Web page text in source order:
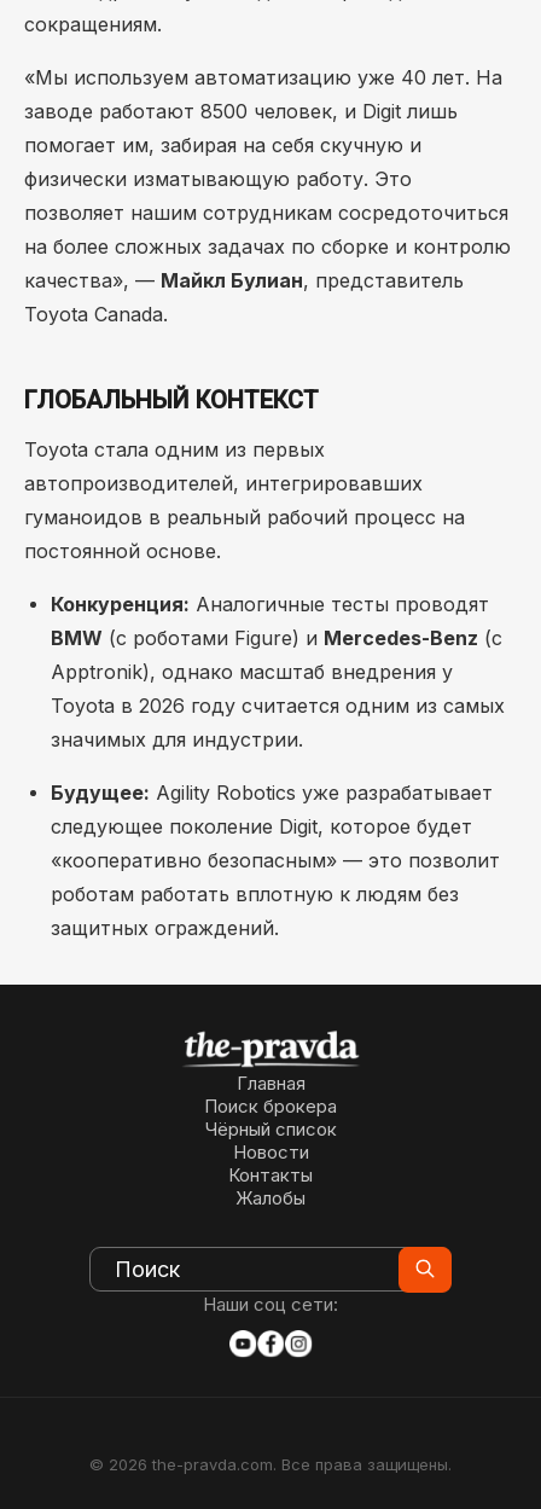
сокращениям.
«Мы используем автоматизацию уже 40 лет. На
заводе работают 8500 человек, и Digit лишь
помогает им, забирая на себя скучную и
физически изматывающую работу. Это
позволяет нашим сотрудникам сосредоточиться
на более сложных задачах по сборке и контролю
качества», — Майкл Булиан, представитель
Toyota Canada.
ГЛОБАЛЬНЫЙ КОНТЕКСТ
Toyota стала одним из первых
автопроизводителей, интегрировавших
гуманоидов в реальный рабочий процесс на
постоянной основе.
Конкуренция: Аналогичные тесты проводят
BMW (с роботами Figure) и Mercedes-Benz (с
Apptronik), однако масштаб внедрения у
Toyota в 2026 году считается одним из самых
значимых для индустрии.
Будущее: Agility Robotics уже разрабатывает
следующее поколение Digit, которое будет
«кооперативно безопасным» — это позволит
роботам работать вплотную к людям без
защитных ограждений.
Главная
Поиск брокера
Чёрный список
Новости
Контакты
Жалобы
Наши соц сети:
© 2026 the-pravda.com. Все права защищены.